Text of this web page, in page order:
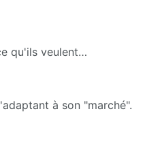
qu'ils veulent…
à son "marché".